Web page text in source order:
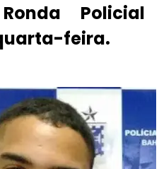
Policial
feira.